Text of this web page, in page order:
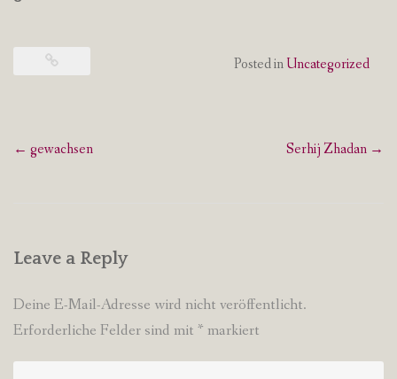
Posted inUncategorized
Post
← gewachsen Serhij Zhadan →
Leave a Reply
Deine E-Mail-Adresse wird nicht veröffentlicht.
Erforderliche Felder sind mit * markiert